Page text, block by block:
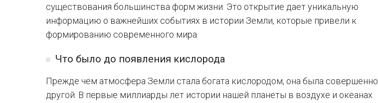
существования большинства форм жизни. Это открытие дает уникальную
информацию о важнейших событиях в истории Земли, которые привели к
формированию современного мира.
Что было до появления кислорода
Прежде чем атмосфера Земли стала богата кислородом, она была совершенно
другой. В первые миллиарды лет истории нашей планеты в воздухе и океанах